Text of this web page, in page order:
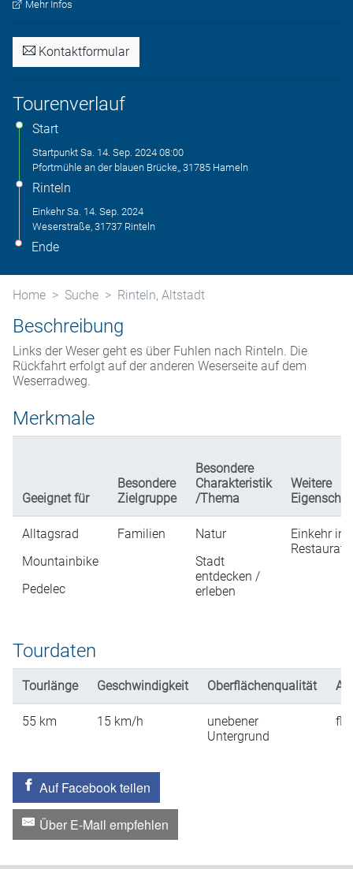
Mehr Infos
Kontaktformular
Tourenverlauf
Start
Startpunkt Sa. 14. Sep. 2024 08:00
Pfortmühle an der blauen Brücke,, 31785 Hameln
Rinteln
Einkehr Sa. 14. Sep. 2024
Weserstraße, 31737 Rinteln
Ende
Home Suche Rinteln, Altstadt
Beschreibung
Links der Weser geht es über Fuhlen nach Rinteln. Die
Rückfahrt erfolgt auf der anderen Weserseite auf dem
Weserradweg.
Merkmale
Geeignet für
Besondere
Zielgruppe
Besondere
Charakteristik
/Thema
Weitere
Alltagsrad
Mountainbike
Pedelec
Familien
Natur
Stadt
entdecken /
erleben
Einkehr in
Tourdaten
Tourlänge Geschwindigkeit Oberflächenqualität
55 km 15 km/h
unebener
Untergrund
Auf Facebook teilen
Über E-Mail empfehlen